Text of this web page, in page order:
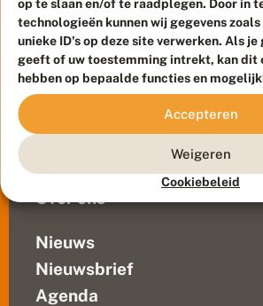
op te slaan en/of te raadplegen. Door in
technologieën kunnen wij gegevens
unieke ID's op deze site verwerken. Als
geeft of uw toestemming intrekt, kan dit
hebben op bepaalde functies en
Accepteren
Weigeren
Cookiebeleid
Contact
Veelgestelde vragen
Over ons
Nieuws
Nieuwsbrief
Agenda
Duurzaam ontwikkeld door
Blue Field Agency
Privacy
Disclaimer